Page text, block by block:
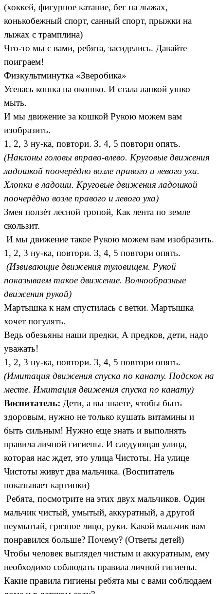
(хоккей, фигурное катание, бег на лыжах,
конькобежный спорт, санный спорт, прыжки на
лыжах с трамплина)
Что-то мы с вами, ребята, засиделись. Давайте
поиграем!
Физкультминутка «Зверобика»
Уселась кошка на окошко. И стала лапкой ушко
мыть.
И мы движение за кошкой Рукою можем вам
изобразить.
1, 2, 3 ну-ка, повтори. 3, 4, 5 повтори опять.
(Наклоны головы вправо-влево. Круговые движения
ладошкой поочерѐдно возле правого и левого уха.
Хлопки в ладоши. Круговые движения ладошкой
поочерѐдно возле правого и левого уха)
Змея ползѐт лесной тропой, Как лента по земле
скользит.
И мы движение такое Рукою можем вам изобразить.
1, 2, 3 ну-ка, повтори. 3, 4, 5 повтори опять.
(Извивающие движения туловищем. Рукой
показываем такое движение. Волнообразные
движения рукой)
Мартышка к нам спустилась с ветки. Мартышка
хочет погулять.
Ведь обезьяны наши предки, А предков, дети, надо
уважать!
1, 2, 3 ну-ка, повтори. 3, 4, 5 повтори опять.
(Имитация движения спуска по канату. Подскок на
месте. Имитация движения спуска по канату)
Воспитатель: Дети, а вы знаете, чтобы быть
здоровым, нужно не только кушать витамины и
быть сильным! Нужно еще знать и выполнять
правила личной гигиены. И следующая улица,
которая нас ждет, это улица Чистоты. На улице
Чистоты живут два мальчика. (Воспитатель
показывает картинки)
Ребята, посмотрите на этих двух мальчиков. Один
мальчик чистый, умытый, аккуратный, а другой
неумытый, грязное лицо, руки. Какой мальчик вам
понравился больше? Почему? (Ответы детей)
Чтобы человек выглядел чистым и аккуратным, ему
необходимо соблюдать правила личной гигиены.
Какие правила гигиены ребята мы с вами соблюдаем